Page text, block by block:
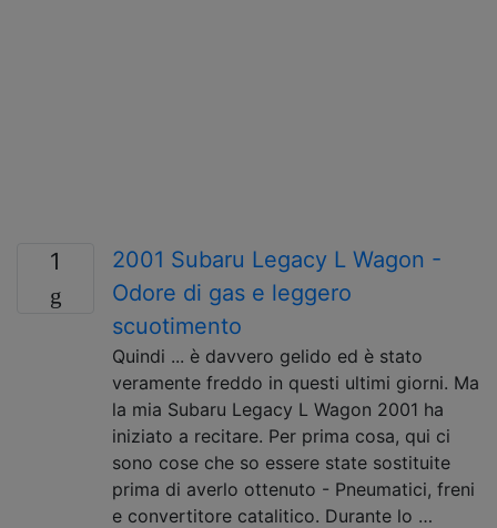
1
2001 Subaru Legacy L Wagon -
Odore di gas e leggero
scuotimento
Quindi ... è davvero gelido ed è stato
veramente freddo in questi ultimi giorni. Ma
la mia Subaru Legacy L Wagon 2001 ha
iniziato a recitare. Per prima cosa, qui ci
sono cose che so essere state sostituite
prima di averlo ottenuto - Pneumatici, freni
e convertitore catalitico. Durante lo …